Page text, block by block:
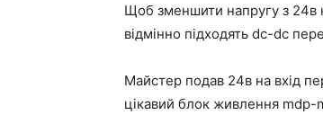
Щоб зменшити напругу з 24в
відмінно підходять dc-dc
Майстер подав 24в на вхід
цікавий блок живлення mdp-